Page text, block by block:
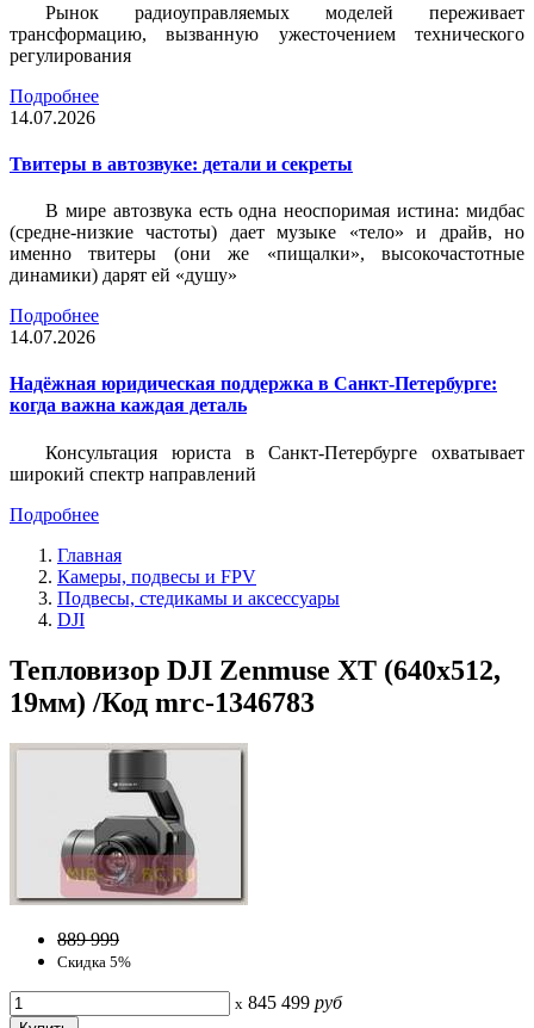
Рынок радиоуправляемых моделей переживает
трансформацию, вызванную ужесточением технического
регулирования
Подробнее
14.07.2026
Твитеры в автозвуке: детали и секреты
В мире автозвука есть одна неоспоримая истина: мидбас
(средне-низкие частоты) дает музыке «тело» и драйв, но
именно твитеры (они же «пищалки», высокочастотные
динамики) дарят ей «душу»
Подробнее
14.07.2026
Надёжная юридическая поддержка в Санкт-Петербурге:
когда важна каждая деталь
Консультация юриста в Санкт-Петербурге охватывает
широкий спектр направлений
Подробнее
Главная
Камеры, подвесы и FPV
Подвесы, стедикамы и аксессуары
DJI
Тепловизор DJI Zenmuse XT (640x512,
19мм) /Код mrc-1346783
889 999
Скидка 5%
x 845 499 руб